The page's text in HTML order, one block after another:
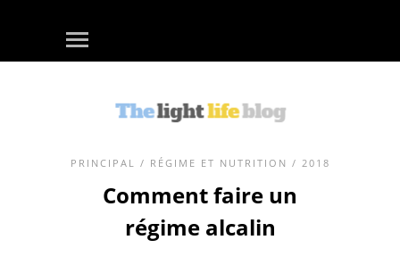
PRINCIPAL / RÉGIME ET NUTRITION / 2018
Comment faire un
régime alcalin